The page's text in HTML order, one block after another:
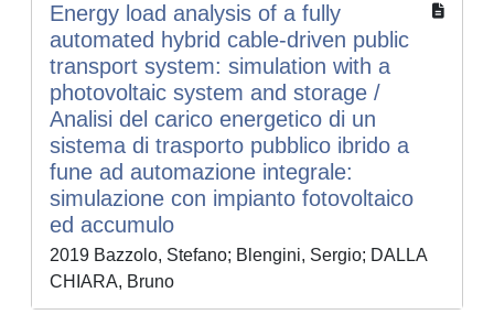
Energy load analysis of a fully
automated hybrid cable-driven public
transport system: simulation with a
photovoltaic system and storage /
Analisi del carico energetico di un
sistema di trasporto pubblico ibrido a
fune ad automazione integrale:
simulazione con impianto fotovoltaico
ed accumulo
2019 Bazzolo, Stefano; Blengini, Sergio; DALLA
CHIARA, Bruno